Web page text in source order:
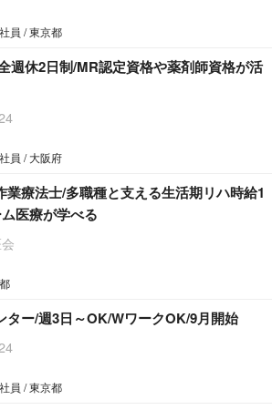
員 / 東京都
週休2日制/MR認定資格や薬剤師資格が活
員 / 大阪府
業療法士/多職種と支える生活期リハ時給1
医療が学べる
ター/週3日～OK/WワークOK/9月開始
員 / 東京都